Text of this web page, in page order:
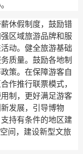
休假制度，鼓励错
区域旅游品牌和服
动。健全旅游基础
质量。鼓励各地制
策。在保障游客自
作推行联票模式，
制，更好满足游客
发展，引导博物
持有条件的地区建
间，建设新型文旅